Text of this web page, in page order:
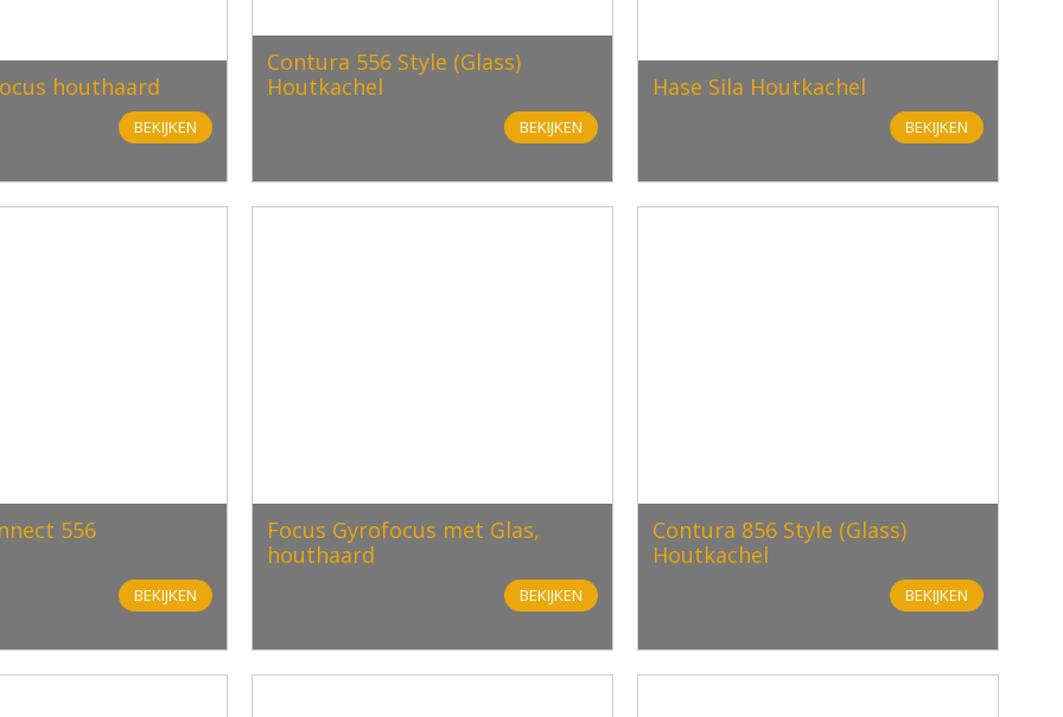
houthaard
BEKIJKEN
Contura 556 Style (Glass)
Houtkachel
BEKIJKEN
Hase Sila Houtkachel
BEKIJKEN
556
BEKIJKEN
Focus Gyrofocus met Glas,
houthaard
BEKIJKEN
Contura 856 Style (Glass)
Houtkachel
BEKIJKEN